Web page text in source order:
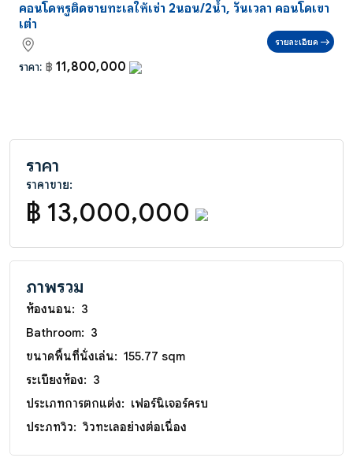
คอนโดหรูติดชายทะเลให้เช่า 2นอน/2น้ำ, วันเวลา คอนโดเขา
เต่า
ราคา: ฿ 11,800,000
รายละเอียด
ราคา
ราคาขาย:
฿ 13,000,000
ภาพรวม
ห้องนอน: 3
Bathroom: 3
ขนาดพื้นที่นั่งเล่น: 155.77 sqm
ระเบียงห้อง: 3
ประเภทการตกแต่ง: เฟอร์นิเจอร์ครบ
ประภทวิว: วิวทะเลอย่างต่อเนื่อง